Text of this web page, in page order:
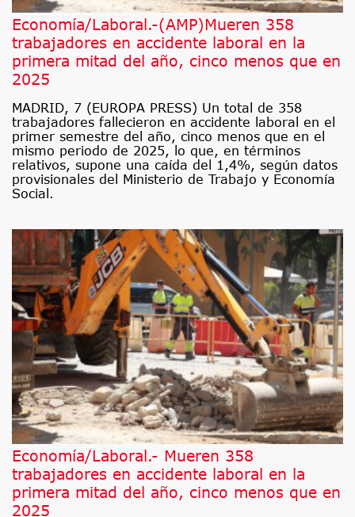
Economía/Laboral.-(AMP)Mueren 358
trabajadores en accidente laboral en la
primera mitad del año, cinco menos que en
2025
MADRID, 7 (EUROPA PRESS) Un total de 358
trabajadores fallecieron en accidente laboral en el
primer semestre del año, cinco menos que en el
mismo periodo de 2025, lo que, en términos
relativos, supone una caída del 1,4%, según datos
provisionales del Ministerio de Trabajo y Economía
Social.
Economía/Laboral.- Mueren 358
trabajadores en accidente laboral en la
primera mitad del año, cinco menos que en
2025